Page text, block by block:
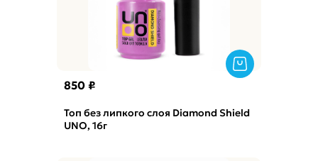
850 ₽
Топ без липкого слоя Diamond Shield
UNO, 16г